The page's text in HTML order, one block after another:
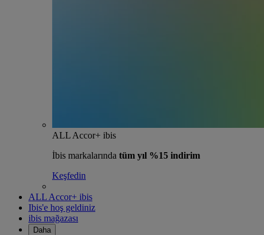
ALL Accor+ ibis
İbis markalarında tüm yıl %15 indirim
Keşfedin
ALL Accor+ ibis
Ibis'e hoş geldiniz
ibis mağazası
Daha